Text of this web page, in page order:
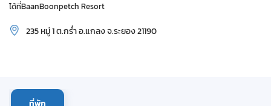
ได้ที่BaanBoonpetch Resort
235 หมู่ 1 ต.กร่ำ อ.แกลง จ.ระยอง 21190